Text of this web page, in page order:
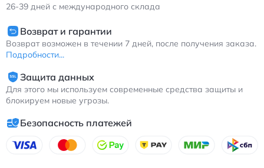
26-39 дней с международного склада
Возврат и гарантии
Возврат возможен в течении 7 дней, после получения заказа.
Подробности...
Защита данных
Для этого мы используем современные средства защиты и
блокируем новые угрозы.
Безопасность платежей